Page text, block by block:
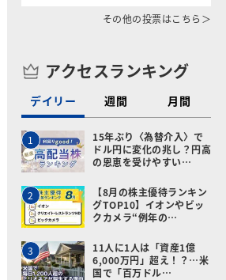
その他の投票はこちら＞
アクセスランキング
デイリー 週間 月間
1
15年ぶり〈為替介入〉で
ドル円に変化の兆し？円高
の恩恵を受けやすい…
2
【8月の株主優待ランキン
グTOP10】イオンやビッ
クカメラ“例年の…
3
11人に1人は「資産1億
6,000万円」超え！？…米
国で「百万ドル…